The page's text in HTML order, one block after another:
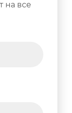
на все